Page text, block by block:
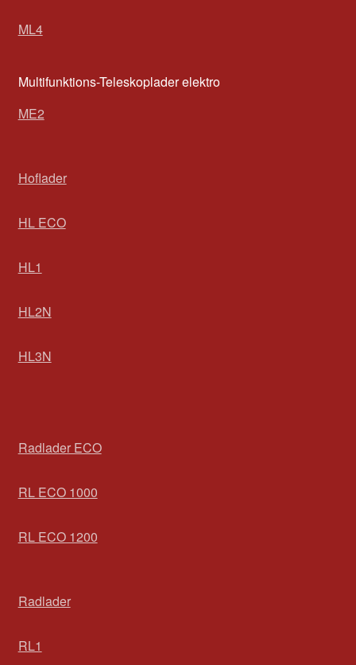
ML4
Multifunktions-Teleskoplader elektro
ME2
Hoflader
HL ECO
HL1
HL2N
HL3N
Radlader ECO
RL ECO 1000
RL ECO 1200
Radlader
RL1